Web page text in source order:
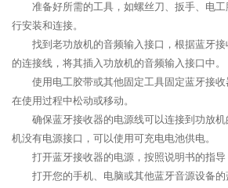
准备好所需的工具，如螺丝刀、扳手、电
行安装和连接。
找到老功放机的音频输入接口，根据蓝牙
的连接线，将其插入功放机的音频输入接口中。
使用电工胶带或其他固定工具固定蓝牙接
在使用过程中松动或移动。
确保蓝牙接收器的电源线可以连接到功放
机没有电源接口，可以使用可充电电池供电。
打开蓝牙接收器的电源，按照说明书的指导
打开您的手机、电脑或其他蓝牙音源设备